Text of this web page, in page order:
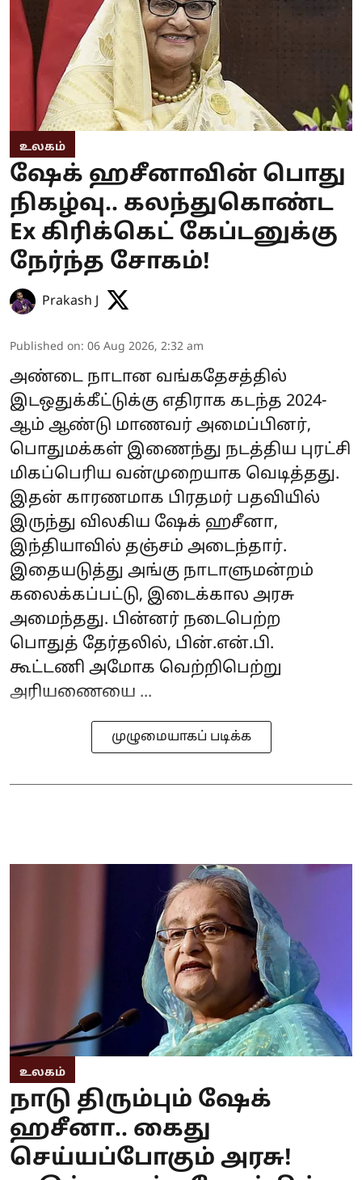
உலகம்
ஷேக் ஹசீனாவின் பொது
நிகழ்வு.. கலந்துகொண்ட
Ex கிரிக்கெட் கேப்டனுக்கு
நேர்ந்த சோகம்!
Prakash J
Published on: 06 Aug 2026, 2:32 am
அண்டை நாடான வங்கதேசத்தில்
இடஒதுக்கீட்டுக்கு எதிராக கடந்த 2024-
ஆம் ஆண்டு மாணவர் அமைப்பினர்,
பொதுமக்கள் இணைந்து நடத்திய புரட்சி
மிகப்பெரிய வன்முறையாக வெடித்தது.
இதன் காரணமாக பிரதமர் பதவியில்
இருந்து விலகிய ஷேக் ஹசீனா,
இந்தியாவில் தஞ்சம் அடைந்தார்.
இதையடுத்து அங்கு நாடாளுமன்றம்
கலைக்கப்பட்டு, இடைக்கால அரசு
அமைந்தது. பின்னர் நடைபெற்ற
பொதுத் தேர்தலில், பின்.என்.பி.
கூட்டணி அமோக வெற்றிபெற்று
அரியணையை ...
முழுமையாகப் படிக்க
உலகம்
நாடு திரும்பும் ஷேக்
ஹசீனா.. கைது
செய்யப்போகும் அரசு!